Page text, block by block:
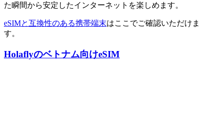
た瞬間から安定したインターネットを楽しめます。
eSIMと互換性のある携帯端末はここでご確認いただけま
す。
Holaflyのベトナム向けeSIM